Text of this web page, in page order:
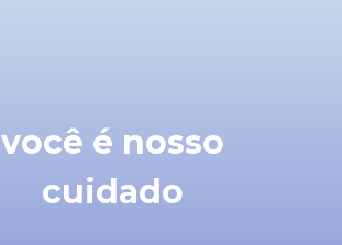
você é nosso
cuidado